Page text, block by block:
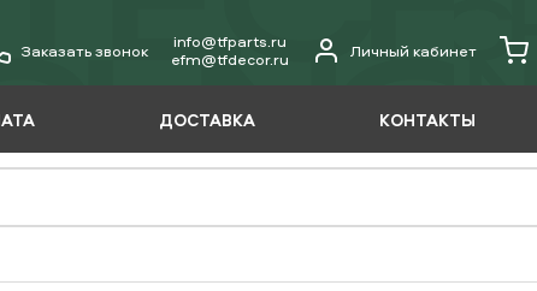
Заказать звонок
info@tfparts.ru
еfm@tfdecor.ru
Личный кабинет
ДОСТАВКА КОНТАКТЫ